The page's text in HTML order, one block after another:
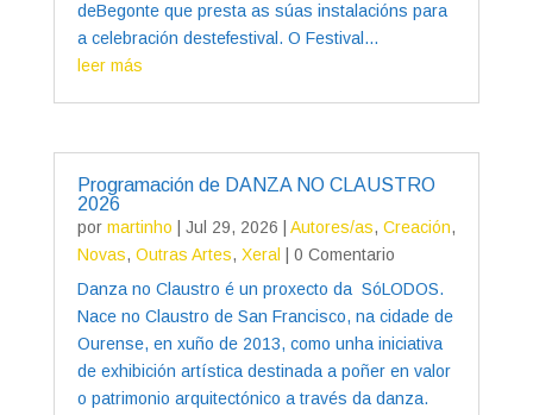
deBegonte que presta as súas instalacións para
a celebración destefestival. O Festival...
leer más
Programación de DANZA NO CLAUSTRO
2026
por martinho Jul 29, 2026 Autores/as, Creación,
Novas, Outras Artes, Xeral
| 0 Comentario
Danza no Claustro é un proxecto da SóLODOS.
Nace no Claustro de San Francisco, na cidade de
Ourense, en xuño de 2013, como unha iniciativa
de exhibición artística destinada a poñer en valor
o patrimonio arquitectónico a través da danza.